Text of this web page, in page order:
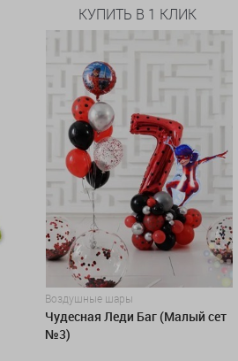
КУПИТЬ В 1 КЛИК
Воздушные шары
Чудесная Леди Баг (Малый сет
№3)